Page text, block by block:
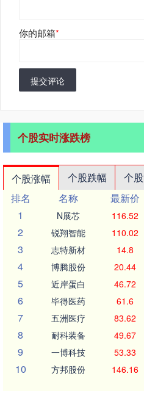
你的邮箱*
提交评论
个股实时涨跌榜
个股涨幅 个股跌幅 个
排名
名称 最新价
1
N展芯 116.52
2 锐翔智能 110.02
3 志特新材 14.8
4 博腾股份 20.44
5 近岸蛋白 46.72
6 毕得医药 61.6
7 五洲医疗 83.62
8 耐科装备 49.67
9 一博科技 53.33
10 方邦股份 146.16